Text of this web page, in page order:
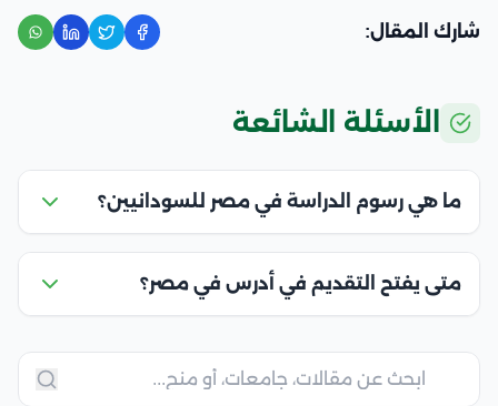
شارك المقال:
الأسئلة الشائعة
ما هي رسوم الدراسة في مصر للسودانيين؟
متى يفتح التقديم في أدرس في مصر؟